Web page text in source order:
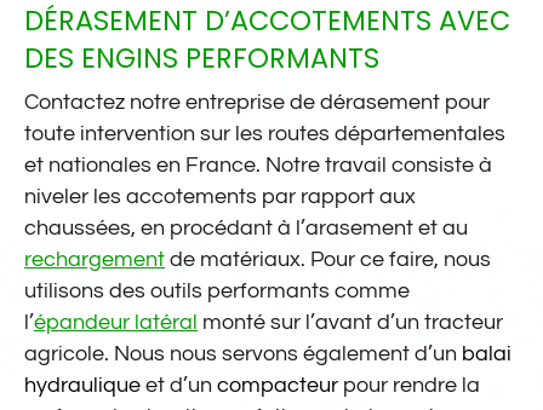
DÉRASEMENT D’ACCOTEMENTS AVEC
DES ENGINS PERFORMANTS
Contactez notre entreprise de dérasement pour
toute intervention sur les routes départementales
et nationales en France. Notre travail consiste à
niveler les accotements par rapport aux
chaussées, en procédant à l’arasement et au
rechargement de matériaux. Pour ce faire, nous
utilisons des outils performants comme
l’épandeur latéral monté sur l’avant d’un tracteur
agricole. Nous nous servons également d’un balai
hydraulique et d’un compacteur pour rendre la